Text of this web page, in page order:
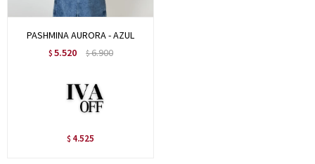
PASHMINA AURORA - AZUL
$ 5.520 $6.900
$ 4.525